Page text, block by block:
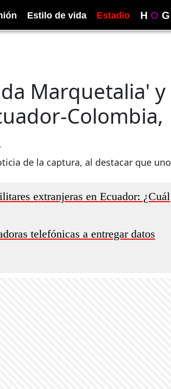
Estilo de vida Estadio H O G
Marquetalia' y
Colombia,
de la captura, al destacar que uno
extranjeras en Ecuador: ¿Cuál
telefónicas a entregar datos